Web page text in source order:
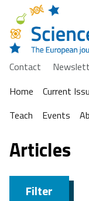
Contact
Home
Current
Teach
Events
Articles
Filter